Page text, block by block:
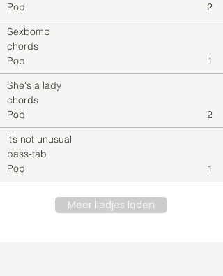
Pop
2
Sexbomb
chords
Pop
1
She's a lady
chords
Pop
2
it’s not unusual
bass-tab
Pop
1
Meer liedjes laden